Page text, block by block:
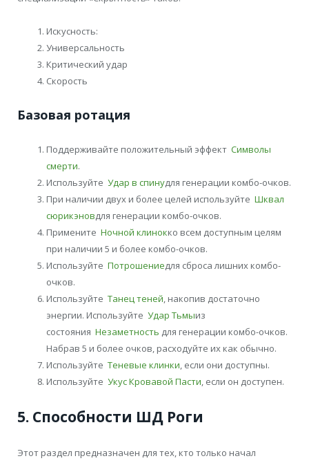
Искусность:
Универсальность
Критический удар
Скорость
Базовая ротация
Поддерживайте положительный эффект Символы
смерти.
Используйте Удар в спинудля генерации комбо-очков.
При наличии двух и более целей используйте Шквал
сюрикэновдля генерации комбо-очков.
Примените Ночной клинокко всем доступным целям
при наличии 5 и более комбо-очков.
Используйте Потрошениедля сброса лишних комбо-
очков.
Используйте Танец теней, накопив достаточно
энергии. Используйте Удар Тьмыиз
состояния Незаметность для генерации комбо-очков.
Набрав 5 и более очков, расходуйте их как обычно.
Используйте Теневые клинки, если они доступны.
Используйте Укус Кровавой Пасти, если он доступен.
5. Способности ШД Роги
Этот раздел предназначен для тех, кто только начал